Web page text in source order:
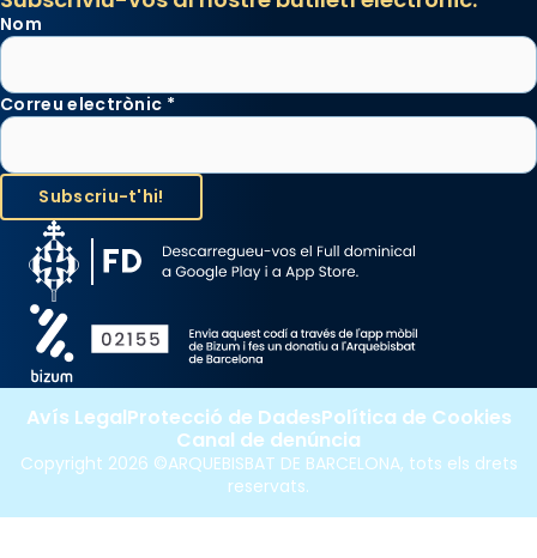
Nom
Correu electrònic *
Copyright 2026 ©ARQUEBISBAT DE BARCELONA, tots els drets
reservats.
Avís LegalProtecció de DadesPolítica de Cookies
Canal de denúncia